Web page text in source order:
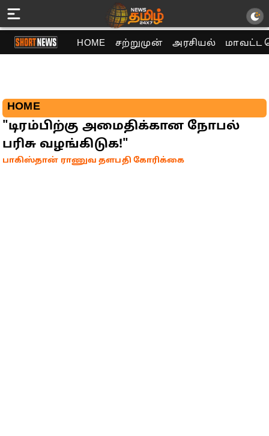
HOME சற்றுமுன் அரசியல் மாவட்ட
HOME
"டிரம்பிற்கு அமைதிக்கான நோபல்
பரிசு வழங்கிடுக!"
பாகிஸ்தான் ராணுவ தளபதி கோரிக்கை